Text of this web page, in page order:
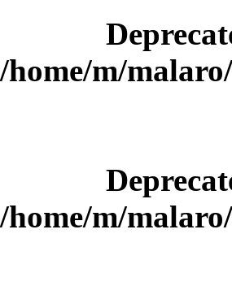
/home/m/
/home/m/